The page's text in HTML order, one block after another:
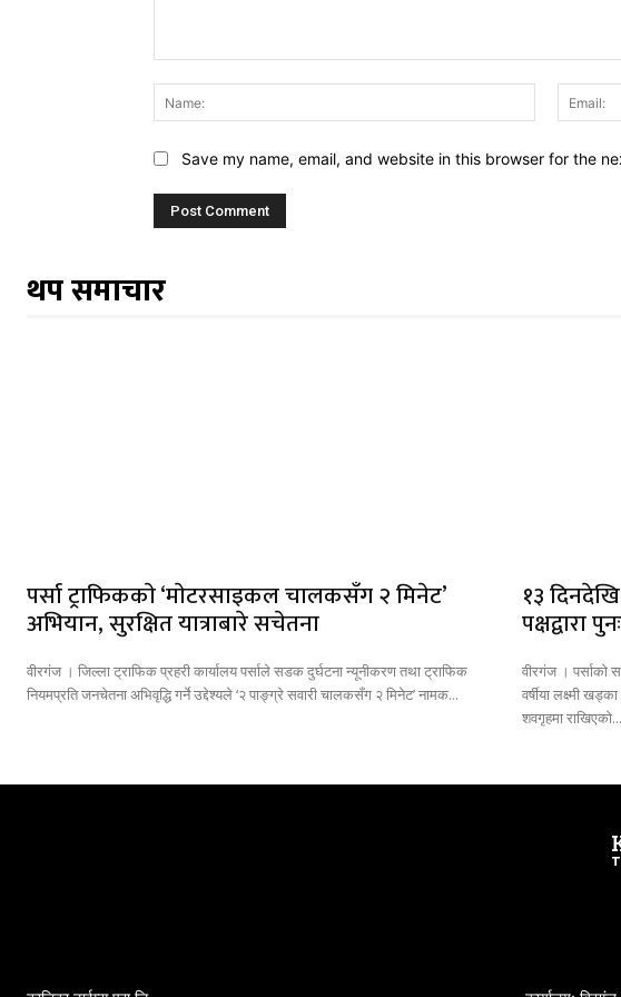
Name:
Save my name, email, and website in this browser for the
थप समाचार
पर्सा ट्राफिककाे ‘माेटरसाइकल चालकसँग २ मिनेट’
अभियान, सुरक्षित यात्राबारे सचेतना
वीरगंज । जिल्ला ट्राफिक प्रहरी कार्यालय पर्साले सडक दुर्घटना न्यूनीकरण तथा ट्राफिक
नियमप्रति जनचेतना अभिवृद्धि गर्ने उद्देश्यले ‘२ पाङ्ग्रे सवारी चालकसँग २ मिनेट’ नामक...
१३
पक्षद्वारा
वीरगंज । पर्साको
वर्षीया लक्ष्मी
शवगृहमा राखिएको...